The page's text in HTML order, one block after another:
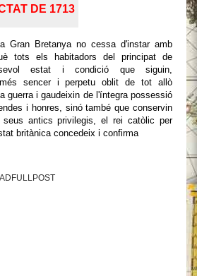
DE 1713
Gran Bretanya no cessa d'instar amb
tots els habitadors del principat de
estat i condició que siguin,
sencer i perpetu oblit de tot allò
guerra i gaudeixin de l'íntegra possessió
i honres, sinó també que conservin
antics privilegis, el rei catòlic per
britànica concedeix i confirma